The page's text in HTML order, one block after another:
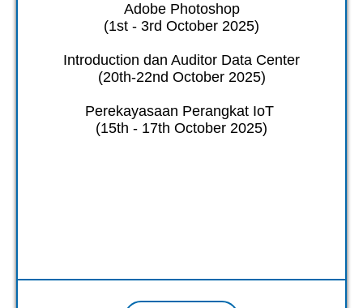
Adobe Photoshop
(1st - 3rd October 2025)
Introduction dan Auditor Data Center
(20th-22nd October 2025)
Perekayasaan Perangkat IoT
(15th - 17th October 2025)